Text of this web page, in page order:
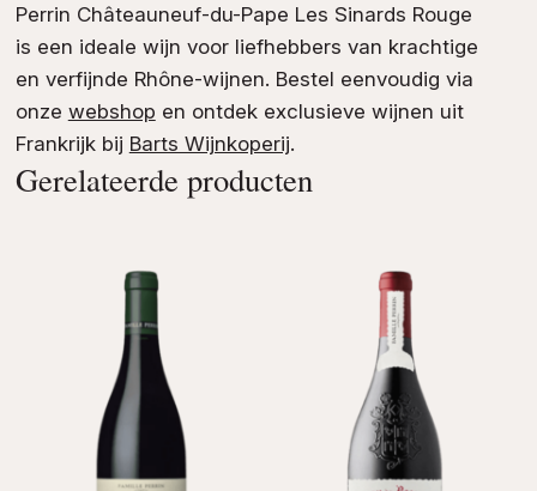
Perrin Châteauneuf-du-Pape Les Sinards Rouge
is een ideale wijn voor liefhebbers van krachtige
en verfijnde Rhône-wijnen. Bestel eenvoudig via
onze webshop en ontdek exclusieve wijnen uit
Frankrijk bij Barts Wijnkoperij.
Gerelateerde producten